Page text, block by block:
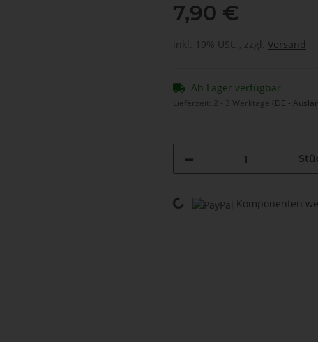
7,90 €
inkl. 19% USt. , zzgl. Versand
Ab Lager verfügbar
Lieferzeit: 2 - 3 Werktage (DE -
Loading... Komponenten